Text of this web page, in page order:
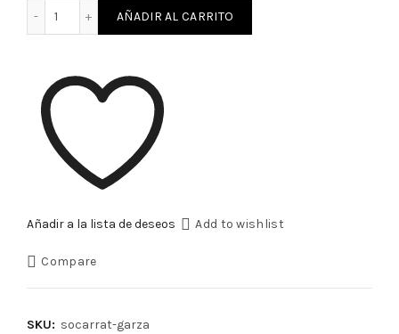
"Garza" cantidad
AÑADIR AL CARRITO
Añadir a la lista de deseos Add to wishlist
Compare
SKU: socarrat-garza